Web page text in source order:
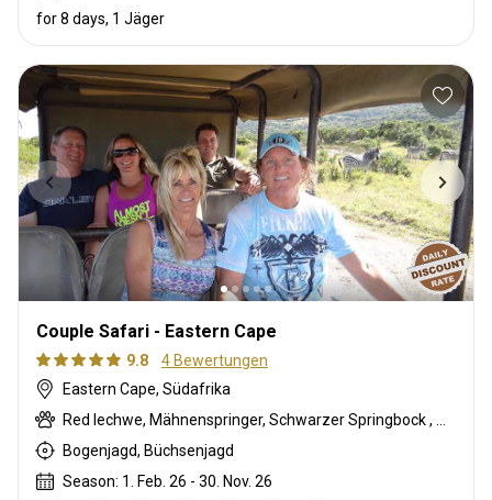
for 8 days, 1 Jäger
Couple Safari - Eastern Cape
9.8
4 Bewertungen
Eastern Cape, Südafrika
Bogenjagd, Büchsenjagd
Season: 1. Feb. 26 - 30. Nov. 26